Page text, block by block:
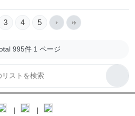
3 4 5
995件1 ページ